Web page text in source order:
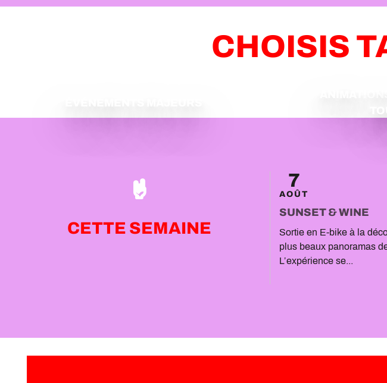
CHOISIS
CETTE SEMAINE
7
AOÛT
SUNSET & WINE
Sortie en E-bike à la
plus beaux panoramas
L’expérience se...